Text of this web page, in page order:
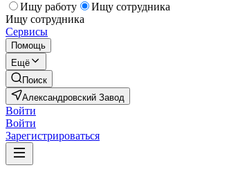
Ищу работу
Ищу сотрудника
Ищу сотрудника
Сервисы
Помощь
Ещё
Поиск
Александровский Завод
Войти
Войти
Зарегистрироваться